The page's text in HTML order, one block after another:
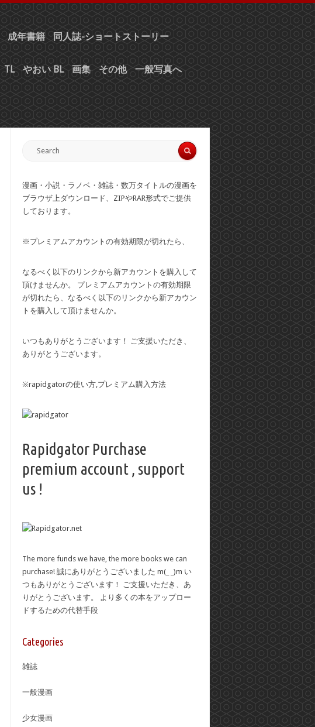
成年書籍 同人誌-ショートストーリー
TL やおい BL 画集 その他 一般写真へ
漫画・小説・ラノベ・雑誌・数万タイトルの漫画を
ブラウザ上ダウンロード、ZIPやRAR形式でご提供
しております。
※プレミアムアカウントの有効期限が切れたら、
なるべく以下のリンクから新アカウントを購入して
頂けませんか。 プレミアムアカウントの有効期限
が切れたら、なるべく以下のリンクから新アカウン
トを購入して頂けませんか。
いつもありがとうございます！ ご支援いただき、
ありがとうございます。
※rapidgatorの使い方,プレミアム購入方法
Rapidgator Purchase
premium account , support
us !
The more funds we have, the more books we can
purchase! 誠にありがとうございました m(_ _)m い
つもありがとうございます！ ご支援いただき、あ
りがとうございます。 より多くの本をアップロー
ドするための代替手段
Categories
雑誌
一般漫画
少女漫画